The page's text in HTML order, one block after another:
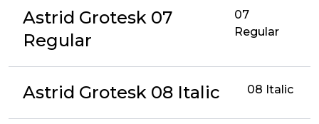
Astrid Grotesk 07
Regular
07
Regular
Astrid Grotesk 08 Italic 08 Italic